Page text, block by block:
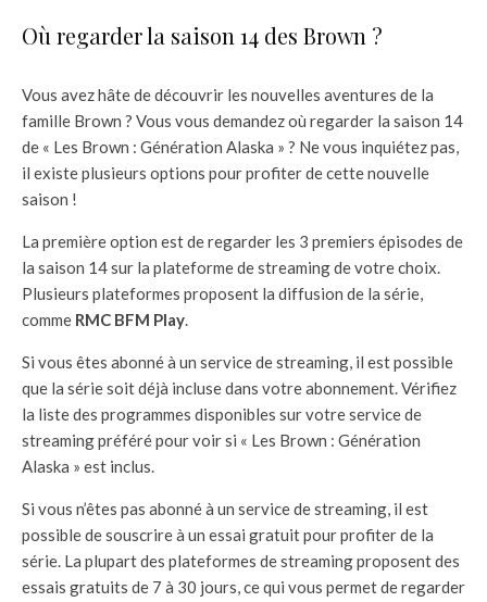
Où regarder la saison 14 des Brown ?
Vous avez hâte de découvrir les nouvelles aventures de la
famille Brown ? Vous vous demandez où regarder la saison 14
de « Les Brown : Génération Alaska » ? Ne vous inquiétez pas,
il existe plusieurs options pour profiter de cette nouvelle
saison !
La première option est de regarder les 3 premiers épisodes de
la saison 14 sur la plateforme de streaming de votre choix.
Plusieurs plateformes proposent la diffusion de la série,
comme RMC BFM Play.
Si vous êtes abonné à un service de streaming, il est possible
que la série soit déjà incluse dans votre abonnement. Vérifiez
la liste des programmes disponibles sur votre service de
streaming préféré pour voir si « Les Brown : Génération
Alaska » est inclus.
Si vous n’êtes pas abonné à un service de streaming, il est
possible de souscrire à un essai gratuit pour profiter de la
série. La plupart des plateformes de streaming proposent des
essais gratuits de 7 à 30 jours, ce qui vous permet de regarder